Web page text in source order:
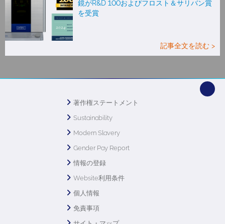
鏡がR&D 100およびフロスト＆サリバン賞
を受賞
記事全文を読む >
著作権ステートメント
Sustainability
Modern Slavery
Gender Pay Report
情報の登録
Website利用条件
個人情報
免責事項